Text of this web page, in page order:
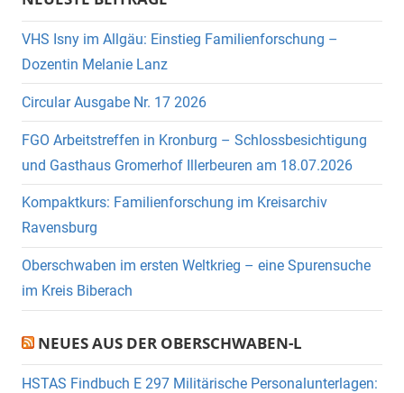
VHS Isny im Allgäu: Einstieg Familienforschung –
Dozentin Melanie Lanz
Circular Ausgabe Nr. 17 2026
FGO Arbeitstreffen in Kronburg – Schlossbesichtigung
und Gasthaus Gromerhof Illerbeuren am 18.07.2026
Kompaktkurs: Familienforschung im Kreisarchiv
Ravensburg
Oberschwaben im ersten Weltkrieg – eine Spurensuche
im Kreis Biberach
NEUES AUS DER OBERSCHWABEN-L
HSTAS Findbuch E 297 Militärische Personalunterlagen: